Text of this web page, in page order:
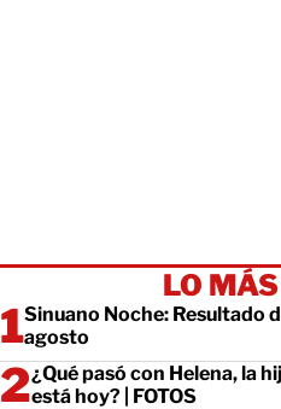
LO
Sinuano Noche: Resultado
agosto
¿Qué pasó con Helena, la
está hoy? | FOTOS